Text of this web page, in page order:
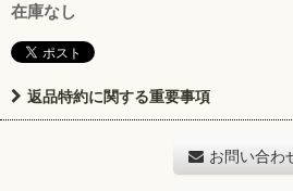
在庫なし
返品特約に関する重要事項
お問い合わ